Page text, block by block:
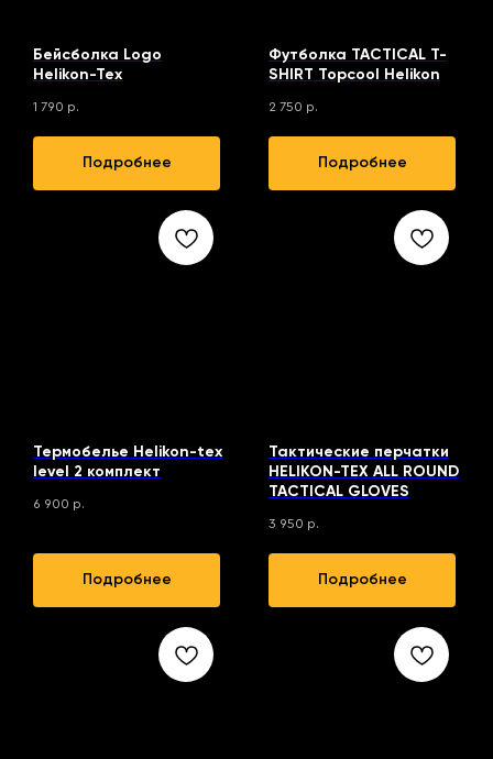
Бейсболка Logo
Helikon-Tex
1 790 р.
Подробнее
Футболка TACTICAL T-
SHIRT Topcool Helikon
2 750 р.
Подробнее
Термобелье Helikon-tex
level 2 комплект
6 900 р.
Подробнее
Тактические перчатки
HELIKON-TEX ALL ROUND
TACTICAL GLOVES
3 950 р.
Подробнее